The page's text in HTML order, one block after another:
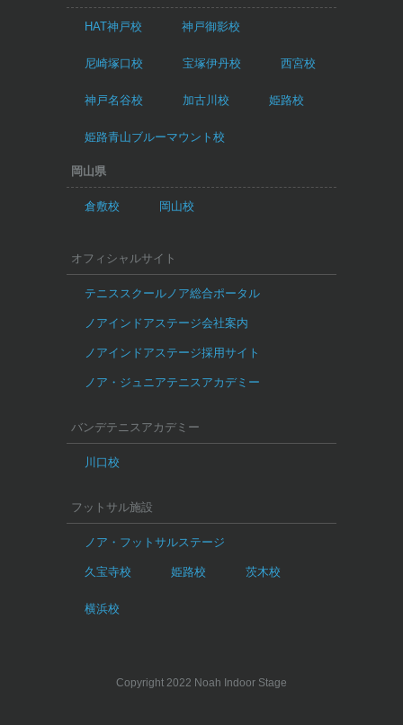
HAT神戸校 神戸御影校
尼崎塚口校 宝塚伊丹校 西宮校
神戸名谷校 加古川校 姫路校
姫路青山ブルーマウント校
岡山県
倉敷校 岡山校
オフィシャルサイト
テニススクールノア総合ポータル
ノアインドアステージ会社案内
ノアインドアステージ採用サイト
ノア・ジュニアテニスアカデミー
バンデテニスアカデミー
川口校
フットサル施設
ノア・フットサルステージ
久宝寺校 姫路校 茨木校
横浜校
Copyright 2022 Noah Indoor Stage